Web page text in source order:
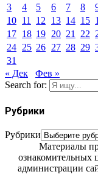
3
4 5 6 7 8
10 11 12 13 14 15
17 18 19 20 21 22
24 25 26 27 28 29
31
« Дек
Фев »
Search for:
Рубрики
Рубрики
Материалы
ознакомительных
администрации